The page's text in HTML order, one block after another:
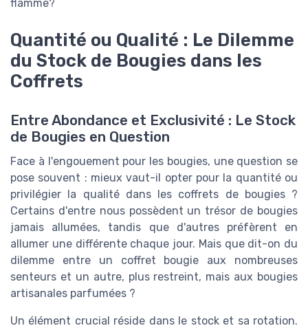
flamme?
Quantité ou Qualité : Le Dilemme
du Stock de Bougies dans les
Coffrets
Entre Abondance et Exclusivité : Le Stock
de Bougies en Question
Face à l'engouement pour les bougies, une question se
pose souvent : mieux vaut-il opter pour la quantité ou
privilégier la qualité dans les coffrets de bougies ?
Certains d'entre nous possèdent un trésor de bougies
jamais allumées, tandis que d'autres préfèrent en
allumer une différente chaque jour. Mais que dit-on du
dilemme entre un coffret bougie aux nombreuses
senteurs et un autre, plus restreint, mais aux bougies
artisanales parfumées ?
Un élément crucial réside dans le stock et sa rotation.